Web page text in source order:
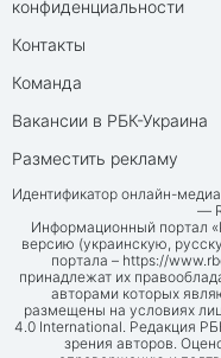
конфиденциальности
Контакты
Команда
Вакансии в РБК-Украина
Разместить рекламу
Идентификатор онлайн-
—
Информационный портал
версию (украинскую,
портала – https://
принадлежат их
авторами которых
размещены на условиях
4.0 International. Редакция
зрения авторов.